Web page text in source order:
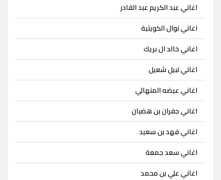
اغاني عبد الكريم عبد القادر
اغاني نوال الكويتية
اغاني خالد ال بريك
اغاني نبيل شعيل
اغاني عيضه المنهالي
اغاني جفران بن هضبان
اغاني فهد بن سعيد
اغاني سعد جمعة
اغاني علي بن محمد